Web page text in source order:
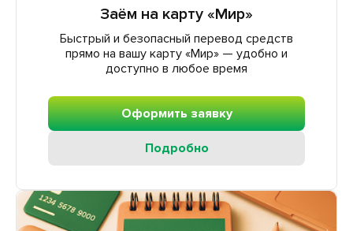
Заём на карту «Мир»
Быстрый и безопасный перевод средств
прямо на вашу карту «Мир» — удобно и
доступно в любое время
Оформить заявку
Подробно